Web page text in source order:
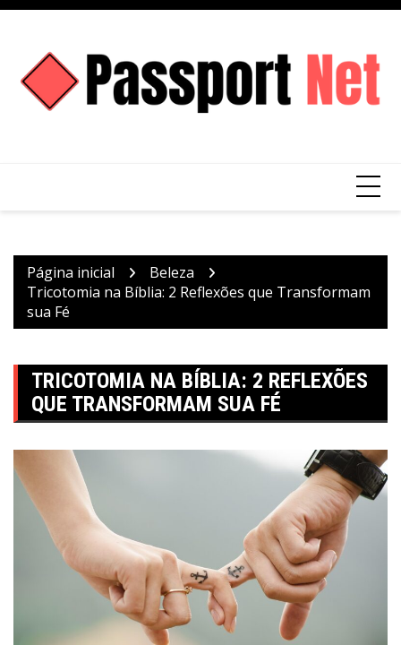
Ir
conteúdo
Página inicial
Beleza
Tricotomia na Bíblia: 2 Reflexões que Transformam
sua Fé
TRICOTOMIA NA BÍBLIA: 2 REFLEXÕES
QUE TRANSFORMAM SUA FÉ